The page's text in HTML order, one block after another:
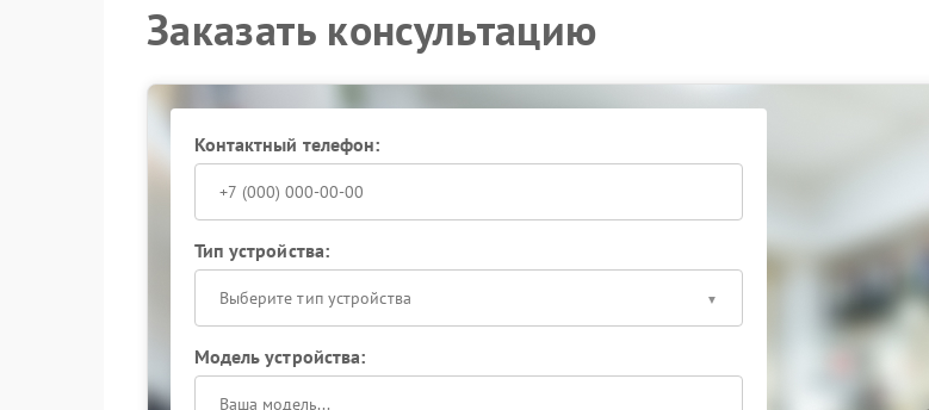
Заказать консультацию
Контактный телефон:
Тип устройства:
Выберите тип устройства
Модель устройства: